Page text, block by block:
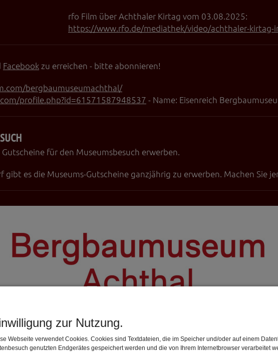
zur Nutzung.
Webseite verwendet Cookies. Cookies sind Textdateien, die im Speicher und/oder auf einem
genutzten Endgerätes gespeichert werden und die von Ihrem Internetbrowser verarbeitet
rfo Film über Achthaler Kirtag vom 03.08.2025:
https://www.rfo.de/mediathek/video/achthaler-kirtag-
Facebook zu erreichen - bitte abonnieren!
bergbaumuseumachthal/
profile.php?id=61571587948537 - Name: Eisenreich
für den Museumsbesuch erwerben.
gibt es die Museums-Gutscheine ganzjährig zu erwerben. Machen Sie